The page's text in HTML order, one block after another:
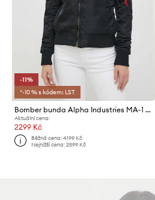
-11%
*-10 % s kódem: LST
Bomber bunda Alpha Industries MA-1 VF 59 Wmn
Aktuální cena:
2299 Kč
Běžná cena:4199 Kč
Nejnižší cena:2599 Kč